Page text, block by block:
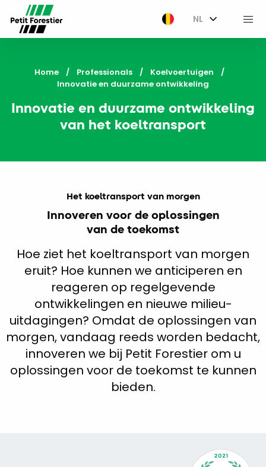
NL
Home Professionals
Koelvoertuigen
Current:
Innovatie en duurzame ontwikkeling
Innovatie en duurzame ontwikkeling
van het koeltransport
Het koeltransport van morgen
Innoveren voor de oplossingen
van de toekomst
Hoe ziet het koeltransport van morgen
eruit? Hoe kunnen we anticiperen en
reageren op regelgevende
ontwikkelingen en nieuwe milieu-
uitdagingen? Omdat de oplossingen van
morgen, vandaag reeds worden bedacht,
innoveren we bij Petit Forestier om u
oplossingen voor de toekomst te kunnen
bieden.